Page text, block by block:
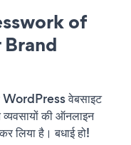
of
वेबसाइट
की ऑनलाइन
लिया है। बधाई हो!